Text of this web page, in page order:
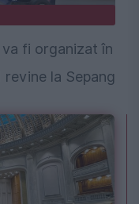
va fi organizat în
revine la Sepang